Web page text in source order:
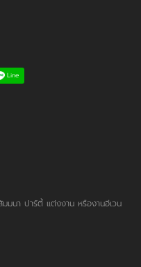
Line
มนา ปาร์ตี้ แต่งงาน หรืองานอีเวน